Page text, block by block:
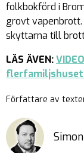
folkbokförd i
grovt
skyttarna till
LÄS ÄVEN:
Författare av